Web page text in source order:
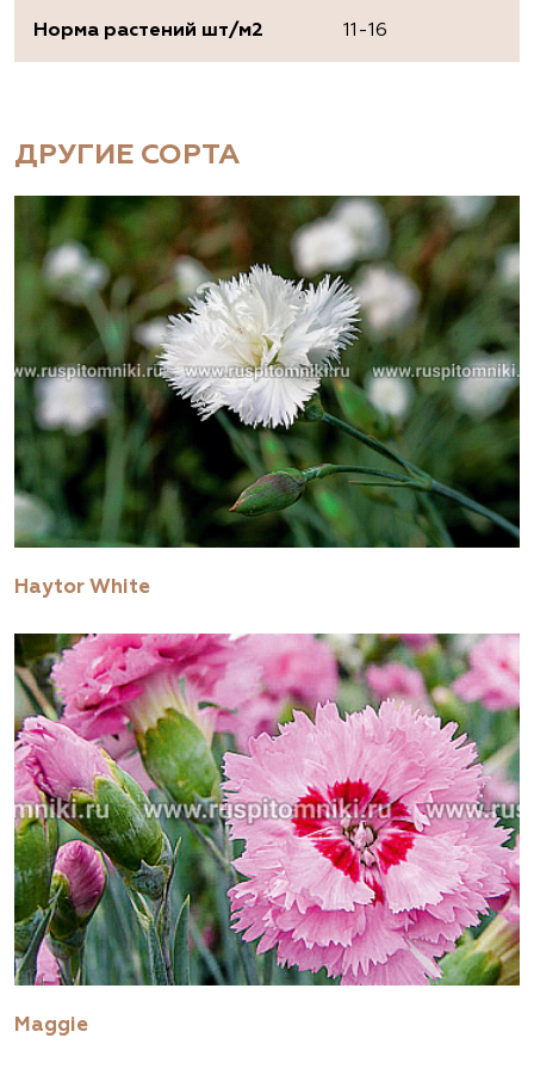
Норма растений шт/м2 11-16
ДРУГИЕ СОРТА
Haytor White
Maggie